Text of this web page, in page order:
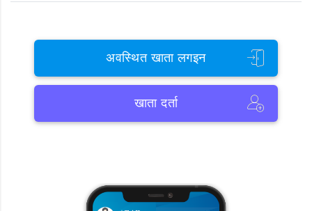
अवस्थित खाता लगइन
खाता दर्ता